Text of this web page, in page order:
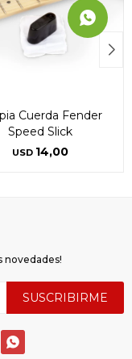
Cuerda Fender
Speed Slick
USD 14,00
novedades!
SUSCRIBIRME
